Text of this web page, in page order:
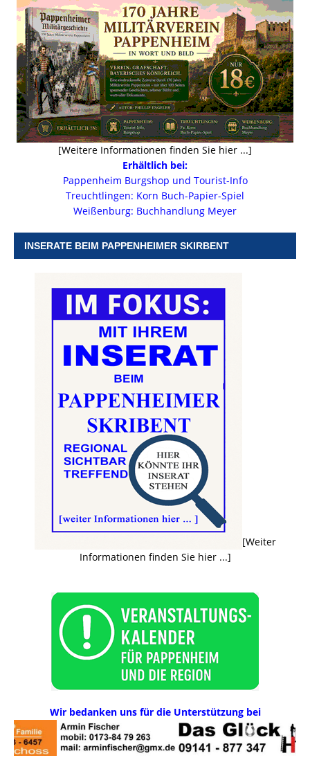
[Weitere Informationen finden Sie hier ...]
Erhältlich bei:
Pappenheim Burgshop und Tourist-Info
Treuchtlingen: Korn Buch-Papier-Spiel
Weißenburg: Buchhandlung Meyer
INSERATE BEIM PAPPENHEIMER SKIRBENT
[Weiter
Informationen finden Sie hier ...]
Wir bedanken uns für die Unterstützung bei